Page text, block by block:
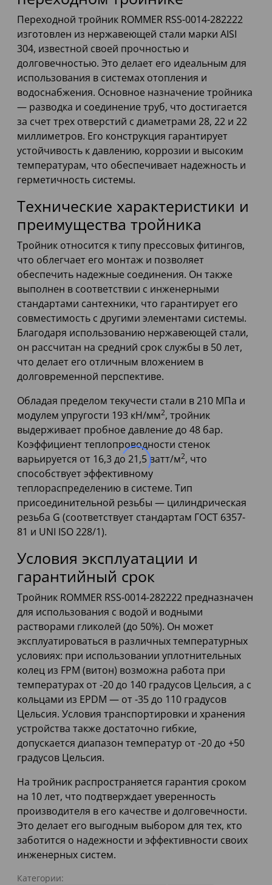
Переходной тройник ROMMER RSS-0014-282222
изготовлен из нержавеющей стали марки AISI
304, известной своей прочностью и
долговечностью. Это делает его идеальным для
использования в системах отопления и
водоснабжения. Основное назначение тройника
— разводка и соединение труб, что достигается
за счет трех отверстий с диаметрами 28, 22 и 22
миллиметров. Его конструкция гарантирует
устойчивость к давлению, коррозии и высоким
температурам, что обеспечивает надежность и
герметичность системы.
Технические характеристики и
преимущества тройника
Тройник относится к типу прессовых фитингов,
что облегчает его монтаж и позволяет
обеспечить надежные соединения. Он также
выполнен в соответствии с инженерными
стандартами сантехники, что гарантирует его
совместимость с другими элементами системы.
Благодаря использованию нержавеющей стали,
он рассчитан на средний срок службы в 50 лет,
что делает его отличным вложением в
долговременной перспективе.
Обладая пределом текучести стали в 210 МПа и
модулем упругости 193 кН/мм2, тройник
выдерживает пробное давление до 48 бар.
Коэффициент теплопроводности стенок
варьируется от 16,3 до 21,5 ватт/м2, что
способствует эффективному
теплораспределению в системе. Тип
присоединительной резьбы — цилиндрическая
резьба G (соответствует стандартам ГОСТ 6357-
81 и UNI ISO 228/1).
Условия эксплуатации и
гарантийный срок
Тройник ROMMER RSS-0014-282222 предназначен
для использования с водой и водными
растворами гликолей (до 50%). Он может
эксплуатироваться в различных температурных
условиях: при использовании уплотнительных
колец из FPM (витон) возможна работа при
температурах от -20 до 140 градусов Цельсия, а с
кольцами из EPDM — от -35 до 110 градусов
Цельсия. Условия транспортировки и хранения
устройства также достаточно гибкие,
допускается диапазон температур от -20 до +50
градусов Цельсия.
На тройник распространяется гарантия сроком
на 10 лет, что подтверждает уверенность
производителя в его качестве и долговечности.
Это делает его выгодным выбором для тех, кто
заботится о надежности и эффективности своих
инженерных систем.
Категории: